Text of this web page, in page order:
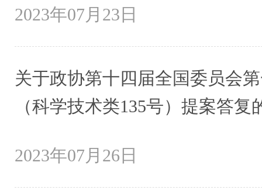
2023年07月23日
关于政协第十四届全国委员会
（科学技术类135号）提案答复
2023年07月26日